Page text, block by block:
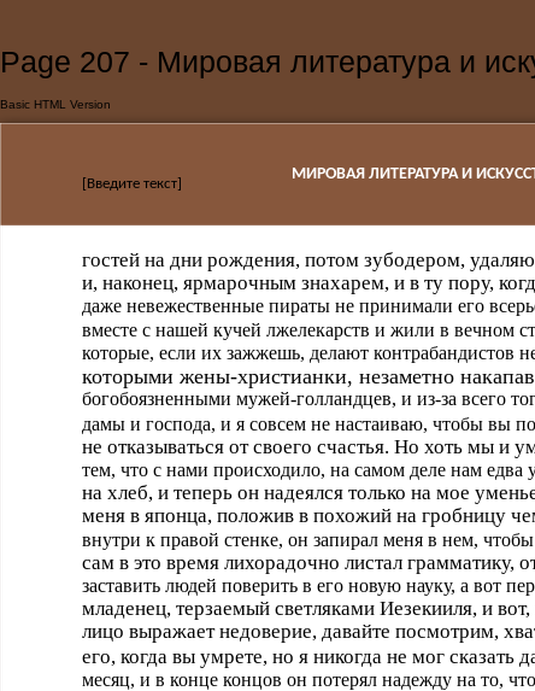
Page 207 - Мировая литература и
Basic HTML Version
[Введите текст]
МИРОВАЯ ЛИТЕРАТУРА И
гостей на дни рождения, потом зубодером,
и, наконец, ярмарочным знахарем, и в ту пору,
даже невежественные пираты не принимали его
вместе с нашей кучей лжелекарств и жили в вечном
которые, если их зажжешь, делают контрабандистов
которыми жены-христианки, незаметно
богобоязненными мужей-голландцев, и из-за всего
дамы и господа, и я совсем не настаиваю, чтобы вы
не отказываться от своего счастья. Но хоть мы и
тем, что с нами происходило, на самом деле нам едва
на хлеб, и теперь он надеялся только на мое
меня в японца, положив в похожий на гробницу
внутри к правой стенке, он запирал меня в нем, чтобы
сам в это время лихорадочно листал грамматику,
заставить людей поверить в его новую науку, а вот
младенец, терзаемый светляками Иезекииля, и
лицо выражает недоверие, давайте посмотрим,
его, когда вы умрете, но я никогда не мог сказать
месяц, и в конце концов он потерял надежду на то,